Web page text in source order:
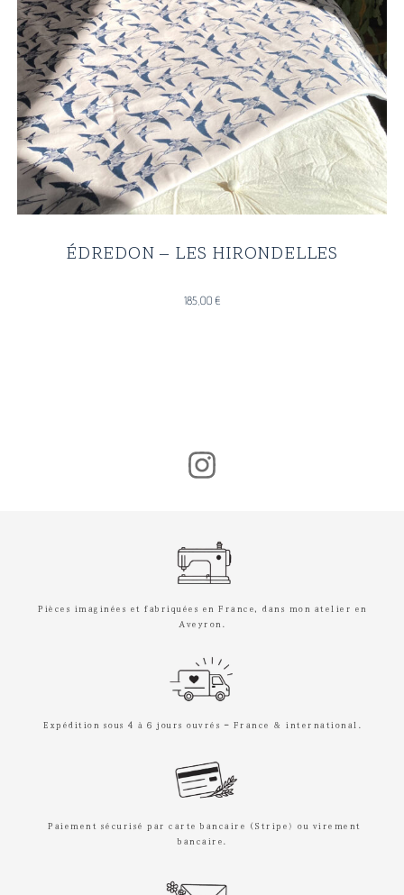
Édredons
ÉDREDON – LES HIRONDELLES
185,00€
Pièces imaginées et fabriquées en France, dans mon atelier en
Aveyron.
Expédition sous 4 à 6 jours ouvrés – France & international.
Paiement sécurisé par carte bancaire (Stripe) ou virement
bancaire.